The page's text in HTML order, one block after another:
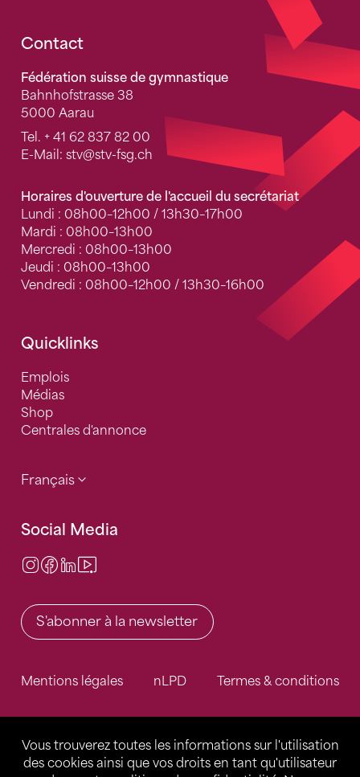
Vous trouverez toutes les informations sur l'utilisation
des cookies ainsi que vos droits en tant qu'utilisateur
Fusszeile
Contact
Fédération suisse de gymnastique
Bahnhofstrasse 38
5000 Aarau
Tel. + 41 62 837 82 00
E-Mail: stv@stv-fsg.ch
Horaires d'ouverture de l'accueil du secrétariat
Lundi : 08h00–12h00 / 13h30–17h00
Mardi : 08h00–13h00
Mercredi : 08h00–13h00
Jeudi : 08h00–13h00
Vendredi : 08h00–12h00 / 13h30–16h00
Quicklinks
Emplois
Médias
Shop
Centrales d'annonce
Français
Social Media
Instagram
Facebook
LinkedIn
S'abonner à la newsletter
Mentions légales nLPD Termes & conditions